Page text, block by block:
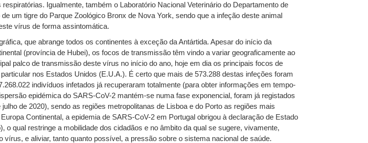
Igualmente, também o Laboratório Nacional Veterinário do Departamento de
um tigre do Parque Zoológico Bronx de Nova York, sendo que a infeção deste animal
vírus de forma assintomática.
que abrange todos os continentes à exceção da Antártida. Apesar do início da
(província de Hubei), os focos de transmissão têm vindo a variar geograficamente ao
palco de transmissão deste vírus no início do ano, hoje em dia os principais focos de
nos Estados Unidos (E.U.A.). É certo que mais de 573.288 destas infeções foram
indivíduos infetados já recuperaram totalmente (para obter informações em tempo-
epidémica do SARS-CoV-2 mantém-se numa fase exponencial, foram já registados
de 2020), sendo as regiões metropolitanas de Lisboa e do Porto as regiões mais
Continental, a epidemia de SARS-CoV-2 em Portugal obrigou à declaração de Estado
qual restringe a mobilidade dos cidadãos e no âmbito da qual se sugere, vivamente,
e aliviar, tanto quanto possível, a pressão sobre o sistema nacional de saúde.